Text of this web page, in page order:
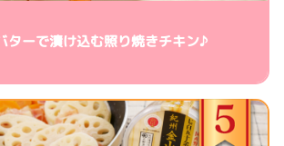
ターで漬け込む照り焼きチキン♪